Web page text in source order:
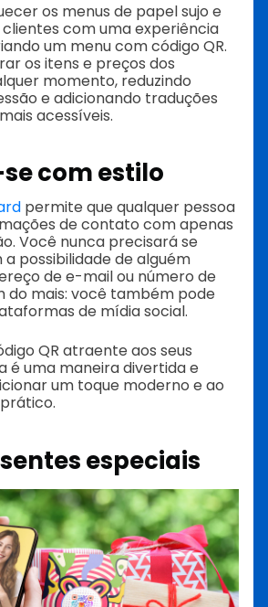
os menus de papel sujo e
com uma experiência
um menu com código QR.
os itens e preços dos
momento, reduzindo
e adicionando traduções
acessíveis.
com estilo
permite que qualquer pessoa
de contato com apenas
Você nunca precisará se
possibilidade de alguém
de e-mail ou número de
do mais: você também pode
de mídia social.
QR atraente aos seus
é uma maneira divertida e
um toque moderno e ao
especiais